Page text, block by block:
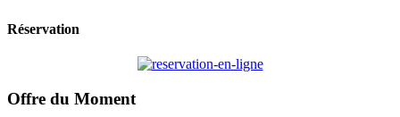
Réservation
Offre du Moment